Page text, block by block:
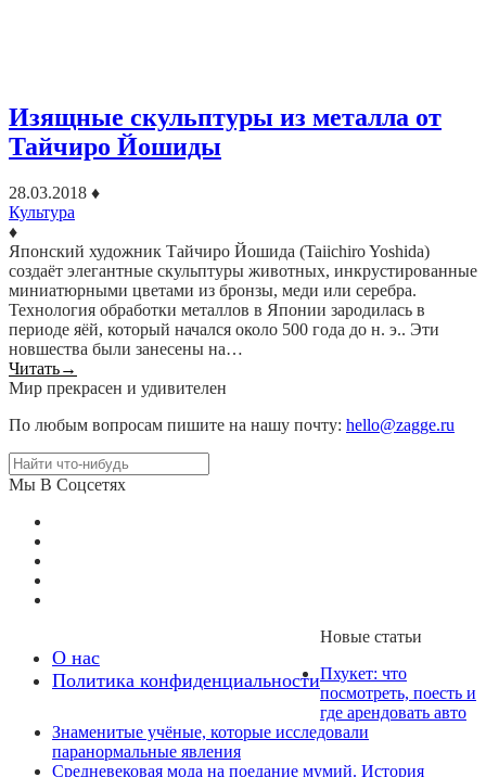
Изящные скульптуры из металла от
Тайчиро Йошиды
28.03.2018 ♦
Культура
♦
Японский художник Тайчиро Йошида (Taiichiro Yoshida)
создаёт элегантные скульптуры животных, инкрустированные
миниатюрными цветами из бронзы, меди или серебра.
Технология обработки металлов в Японии зародилась в
периоде яёй, который начался около 500 года до н. э.. Эти
новшества были занесены на…
Читать→
Мир прекрасен и удивителен
По любым вопросам пишите на нашу почту: hello@zagge.ru
Мы В Соцсетях
О нас
Политика конфиденциальности
Новые статьи
Пхукет: что
посмотреть, поесть и
где арендовать авто
Знаменитые учёные, которые исследовали
паранормальные явления
Средневековая мода на поедание мумий. История